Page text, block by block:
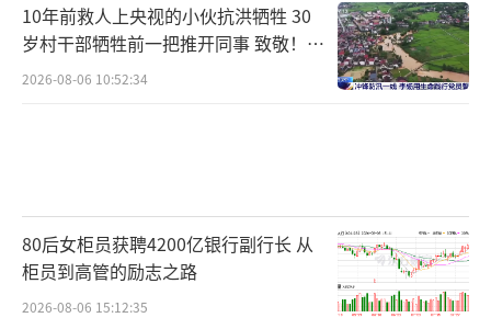
10年前救人上央视的小伙抗洪牺牲 30
岁村干部牺牲前一把推开同事 致敬！送
别！
2026-08-06 10:52:34
80后女柜员获聘4200亿银行副行长 从
柜员到高管的励志之路
2026-08-06 15:12:35